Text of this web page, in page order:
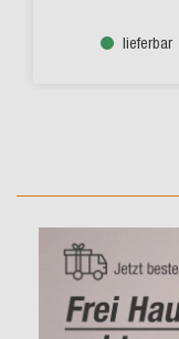
lieferbar